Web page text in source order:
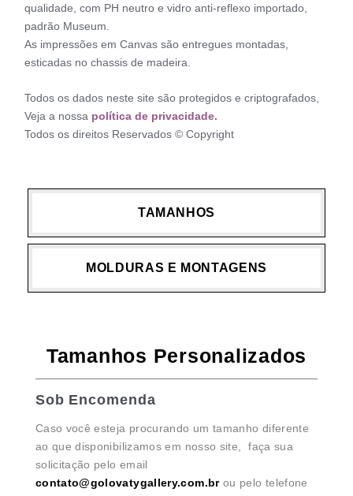
qualidade, com PH neutro e vidro anti-reflexo importado,
padrão Museum.
As impressões em Canvas são entregues montadas,
esticadas no chassis de madeira.
Todos os dados neste site são protegidos e criptografados,
Veja a nossa política de privacidade.
Todos os direitos Reservados © Copyright
TAMANHOS
MOLDURAS E MONTAGENS
Tamanhos Personalizados
Sob Encomenda
Caso você esteja procurando um tamanho diferente
ao que disponibilizamos em nosso site, faça sua
solicitação pelo email
contato@golovatygallery.com.brou pelo telefone